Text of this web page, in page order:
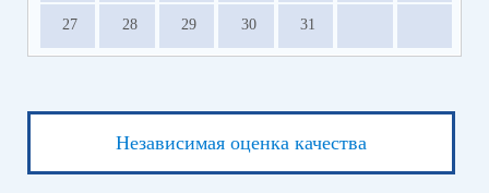
27 28 29 30 31
Независимая оценка качества